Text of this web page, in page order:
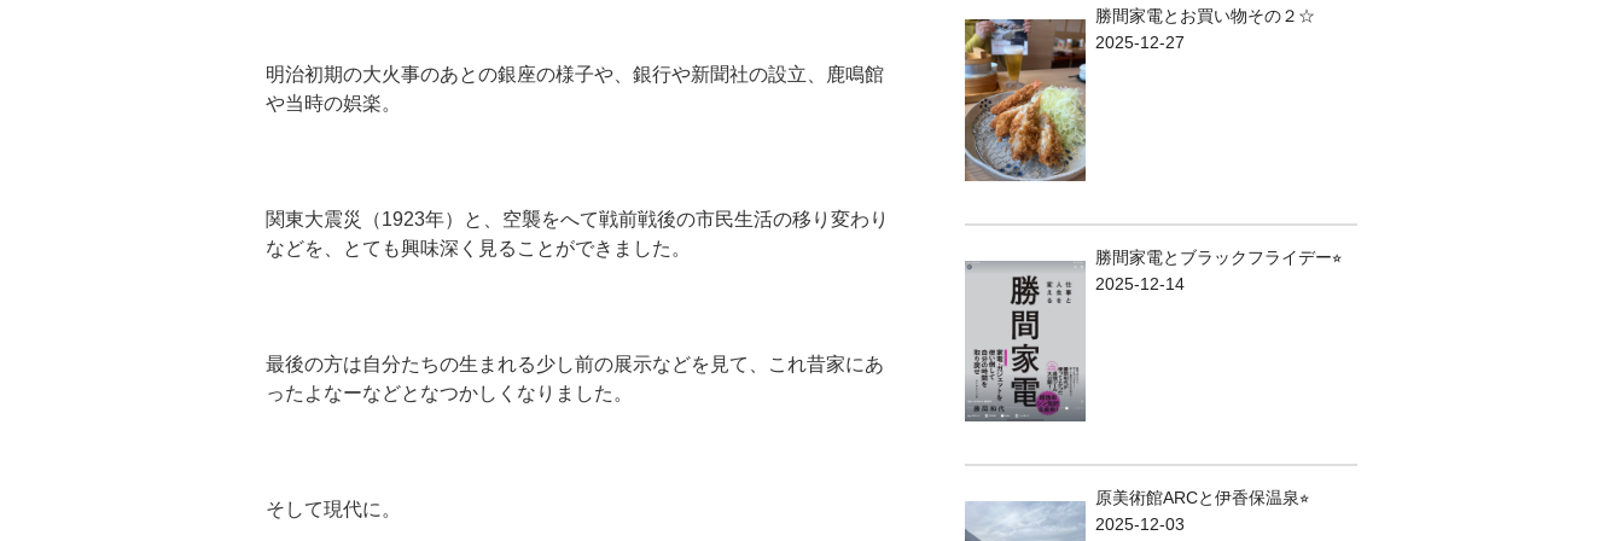
明治初期の大火事のあとの銀座の様子や、銀行や新聞社の設立、鹿鳴館
や当時の娯楽。
関東大震災（1923年）と、空襲をへて戦前戦後の市民生活の移り変わり
などを、とても興味深く見ることができました。
最後の方は自分たちの生まれる少し前の展示などを見て、これ昔家にあ
ったよなーなどとなつかしくなりました。
そして現代に。
勝間家電とお買い物その２☆
2025-12-27
勝間家電とブラックフライデー⭐︎
2025-12-14
原美術館ARCと伊香保温泉⭐︎
2025-12-03